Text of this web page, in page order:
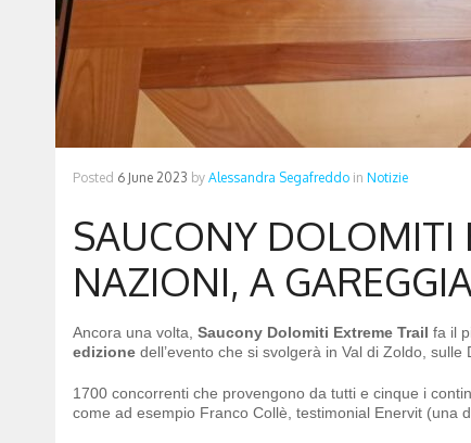
Posted 6 June 2023 by Alessandra Segafreddo in Notizie
SAUCONY DOLOMITI
NAZIONI, A
Ancora una volta, Saucony Dolomiti Extreme Trail fa il
edizionedell’evento che si svolgerà in Val di Zoldo,
1700 concorrenti che provengono da tutti e cinque i
come ad esempio Franco Collè, testimonial Enervit (una